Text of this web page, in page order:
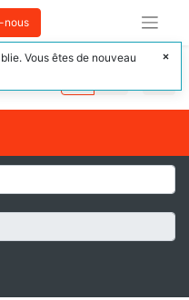
nous
Vous êtes de nouveau